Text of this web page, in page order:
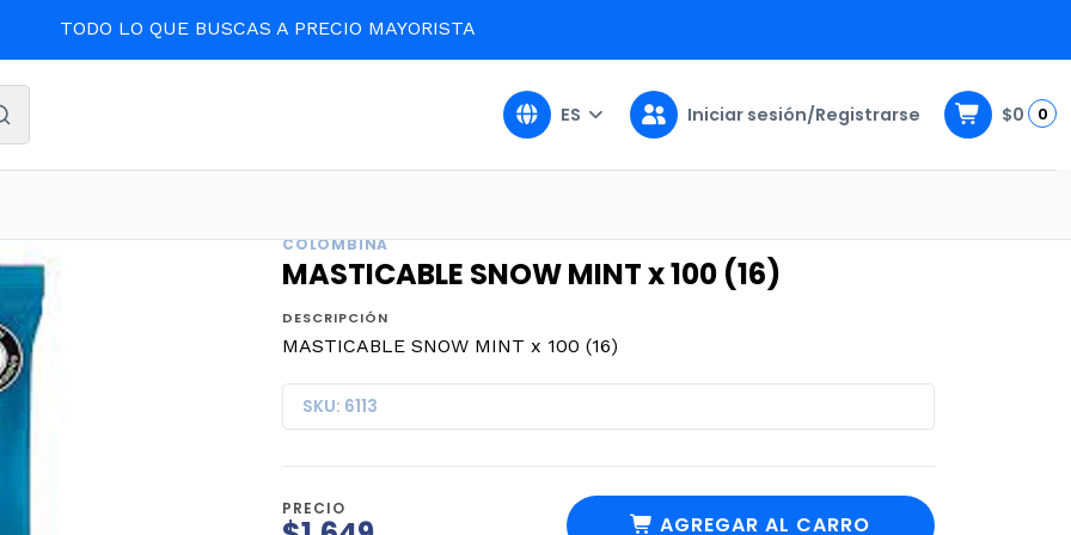
TODO LO QUE BUSCAS A PRECIO MAYORISTA
ES Iniciar sesión/Registrarse $0 0
COLOMBINA
MASTICABLE SNOW MINT x 100 (16)
DESCRIPCIÓN
MASTICABLE SNOW MINT x 100 (16)
SKU: 6113
PRECIO
AGREGAR AL CARRO